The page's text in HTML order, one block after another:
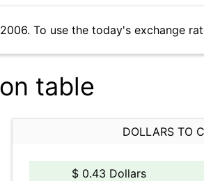
To use the today's exchange
table
DOLLARS TO
$ 0.43 Dollars